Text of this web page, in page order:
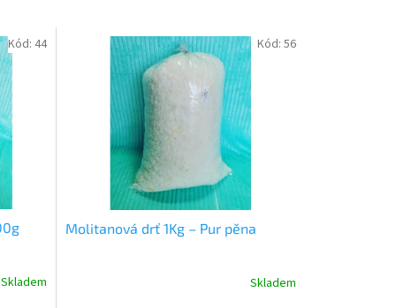
Skladem
Kód: 44
Molitanová drť 1Kg – Pur pěna
Skladem
Kód: 56